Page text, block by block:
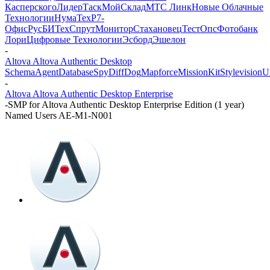
КасперскогоЛидерТаскМойСкладМТС ЛинкНовые Облачные
ТехнологииНумаТехР7-
ОфисРусБИТехСпрутМониторСтахановецТестОпсФотобанк
ЛориЦифровые ТехнологииЭсбордЭшелон
-
Altova Altova Authentic Desktop
SchemaAgentDatabaseSpyDiffDogMapforceMissionKitStylevision
-
Altova Altova Authentic Desktop Enterprise
-SMP for Altova Authentic Desktop Enterprise Edition (1 year)
Named Users AE-M1-N001